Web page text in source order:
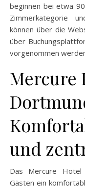
beginnen bei etwa
Zimmerkategorie
können über die
über
vorgenommen
Mercure
und
Das Mercure
Gästen ein